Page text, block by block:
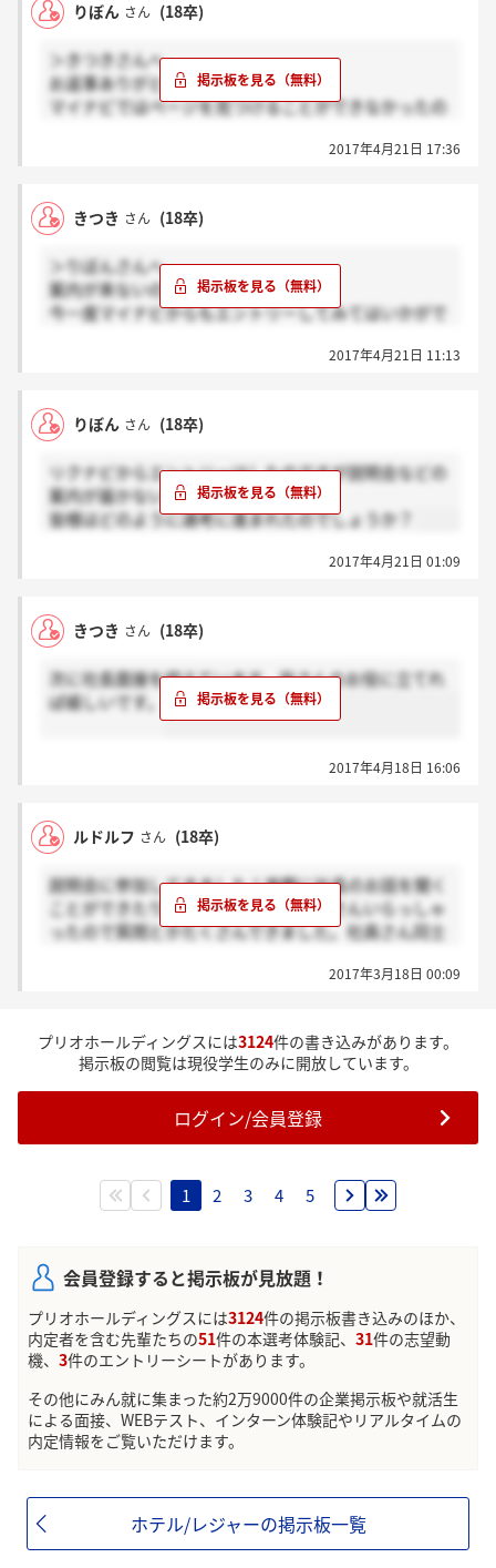
りぼん さん (18卒)
＞きつきさんへ
お返事ありがとうございます
マイナビではページを見つけることができなかったの
きつきさんは説明会に参加後選考に進んだ流れです
2017年4月21日 17:36
きつき さん (18卒)
＞りぼんさんへ
案内が来ないのは不安ですね、、
今一度マイナビからもエントリーしてみてはいかがで
で、後半の選考になって来ると全てお電話です。
2017年4月21日 11:13
りぼん さん (18卒)
リクナビからエントリーはしたのですが説明会などの
案内が届かないので困惑しています。
皆様はどのように選考に進まれたのでしょうか？
2017年4月21日 01:09
きつき さん (18卒)
次に社長面接を控えています。皆さんのお役に立てれ
ば嬉しいです。
2017年4月18日 16:06
ルドルフ さん (18卒)
説明会に参加してきました！実際に社長のお話を聞く
ことができたり、社員さんたちがたくさんいらっしゃ
ったので質問とかたくさんできました。社員さん同士
2017年3月18日 00:09
プリオホールディングスには3124件の書き込みがあります。
掲示板の閲覧は現役学生のみに開放しています。
ログイン/会員登録
1 2 3 4 5
会員登録すると掲示板が見放題！
プリオホールディングスには3124件の掲示板書き込みのほか、
内定者を含む先輩たちの51件の本選考体験記、 31件の志望動
機、 3件のエントリーシートがあります。
その他にみん就に集まった約2万9000件の企業掲示板や就活生
による面接、WEBテスト、インターン体験記やリアルタイムの
内定情報をご覧いただけます。
ホテル/レジャーの掲示板一覧